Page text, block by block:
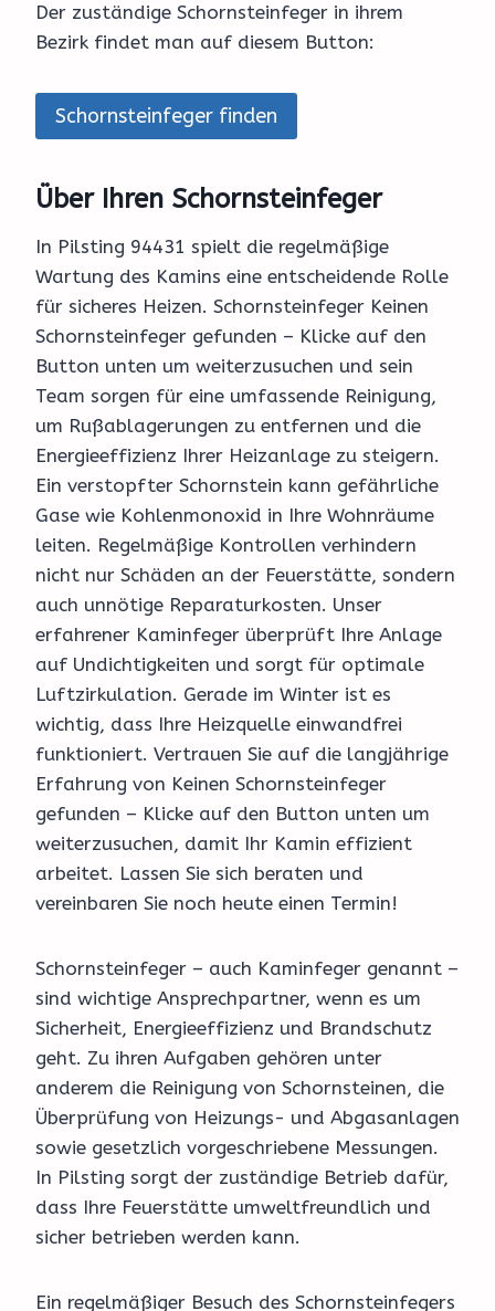
Der zuständige Schornsteinfeger in ihrem
Bezirk findet man auf diesem Button:
Schornsteinfeger finden
Über Ihren Schornsteinfeger
In Pilsting 94431 spielt die regelmäßige
Wartung des Kamins eine entscheidende Rolle
für sicheres Heizen. Schornsteinfeger Keinen
Schornsteinfeger gefunden – Klicke auf den
Button unten um weiterzusuchen und sein
Team sorgen für eine umfassende Reinigung,
um Rußablagerungen zu entfernen und die
Energieeffizienz Ihrer Heizanlage zu steigern.
Ein verstopfter Schornstein kann gefährliche
Gase wie Kohlenmonoxid in Ihre Wohnräume
leiten. Regelmäßige Kontrollen verhindern
nicht nur Schäden an der Feuerstätte, sondern
auch unnötige Reparaturkosten. Unser
erfahrener Kaminfeger überprüft Ihre Anlage
auf Undichtigkeiten und sorgt für optimale
Luftzirkulation. Gerade im Winter ist es
wichtig, dass Ihre Heizquelle einwandfrei
funktioniert. Vertrauen Sie auf die langjährige
Erfahrung von Keinen Schornsteinfeger
gefunden – Klicke auf den Button unten um
weiterzusuchen, damit Ihr Kamin effizient
arbeitet. Lassen Sie sich beraten und
vereinbaren Sie noch heute einen Termin!
Schornsteinfeger – auch Kaminfeger genannt –
sind wichtige Ansprechpartner, wenn es um
Sicherheit, Energieeffizienz und Brandschutz
geht. Zu ihren Aufgaben gehören unter
anderem die Reinigung von Schornsteinen, die
Überprüfung von Heizungs- und Abgasanlagen
sowie gesetzlich vorgeschriebene Messungen.
In Pilsting sorgt der zuständige Betrieb dafür,
dass Ihre Feuerstätte umweltfreundlich und
sicher betrieben werden kann.
Ein regelmäßiger Besuch des Schornsteinfegers